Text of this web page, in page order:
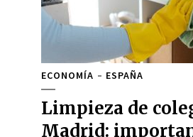
ECONOMÍA ESPAÑA
Limpieza de
Madrid: